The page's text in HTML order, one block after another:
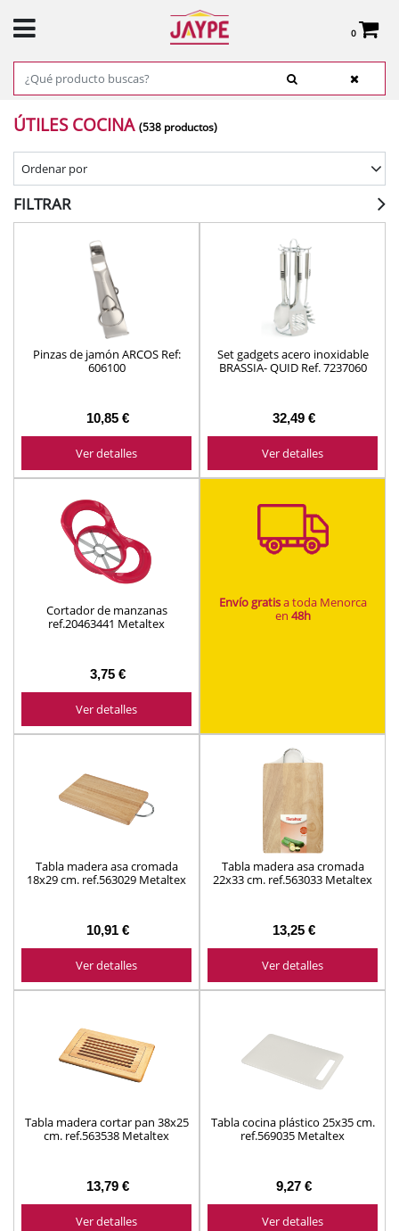
0
Total:
0,00 €
VER CESTA
ÚTILES COCINA (538 productos)
Ordenar por
FILTRAR
Pinzas de jamón ARCOS Ref:
606100
10,85 €
Ver detalles
Set gadgets acero inoxidable
BRASSIA- QUID Ref. 7237060
32,49 €
Ver detalles
Cortador de manzanas
ref.20463441 Metaltex
3,75 €
Ver detalles
Envío gratisa toda Menorca
en 48h
Tabla madera asa cromada
18x29 cm. ref.563029 Metaltex
10,91 €
Ver detalles
Tabla madera asa cromada
22x33 cm. ref.563033 Metaltex
13,25 €
Ver detalles
Tabla madera cortar pan 38x25
cm. ref.563538 Metaltex
13,79 €
Ver detalles
Tabla cocina plástico 25x35 cm.
ref.569035 Metaltex
9,27 €
Ver detalles